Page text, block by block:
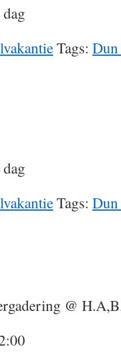
Tags:
Tags:
@